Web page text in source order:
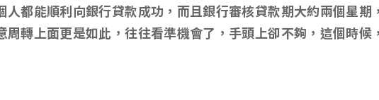
都能順利向銀行貸款成功，而且銀行審核貸款期大約兩個星期
轉上面更是如此，往往看準機會了，手頭上卻不夠，這個時候